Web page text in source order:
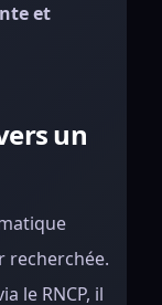
et
un
recherchée.
le RNCP, il